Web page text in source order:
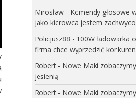
Mirosław- Komendy głosowe
jako kierowca jestem
Policjusz88 - 100W ładowarka
firma chce wyprzedzić
Robert- Nowe Maki
jesienią
Robert- Nowe Maki